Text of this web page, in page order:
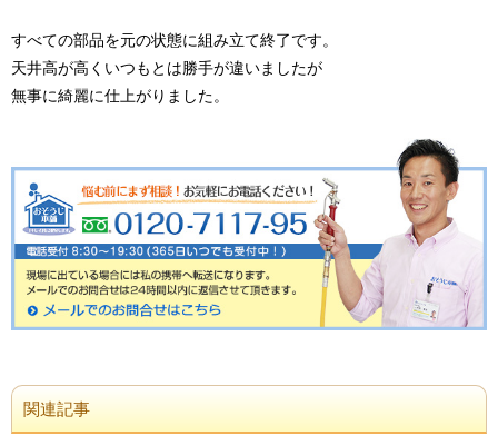
すべての部品を元の状態に組み立て終了です。
天井高が高くいつもとは勝手が違いましたが
無事に綺麗に仕上がりました。
関連記事